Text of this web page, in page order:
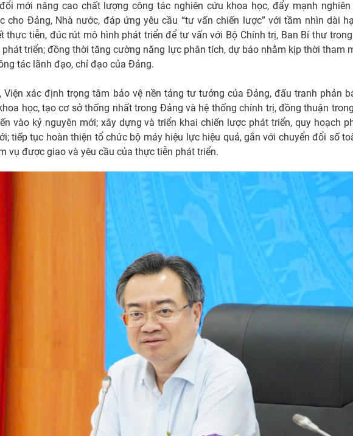
mới nâng cao chất lượng công tác nghiên cứu khoa học, đẩy mạnh
cho Đảng, Nhà nước, đáp ứng yêu cầu “tư vấn chiến lược” với tầm nhìn dài
thực tiễn, đúc rút mô hình phát triển để tư vấn với Bộ Chính trị, Ban Bí thư
triển; đồng thời tăng cường năng lực phân tích, dự báo nhằm kịp thời tham
tác lãnh đạo, chỉ đạo của Đảng.
Viện xác định trọng tâm bảo vệ nền tảng tư tưởng của Đảng, đấu tranh phản
học, tạo cơ sở thống nhất trong Đảng và hệ thống chính trị, đồng thuận
vào kỷ nguyên mới; xây dựng và triển khai chiến lược phát triển, quy hoạch
tiếp tục hoàn thiện tổ chức bộ máy hiệu lực hiệu quả, gắn với chuyển đổi số
vụ được giao và yêu cầu của thực tiễn phát triển.